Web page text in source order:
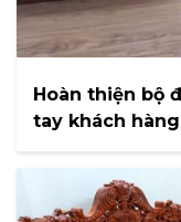
Hoàn thiện bộ
tay khách hàng